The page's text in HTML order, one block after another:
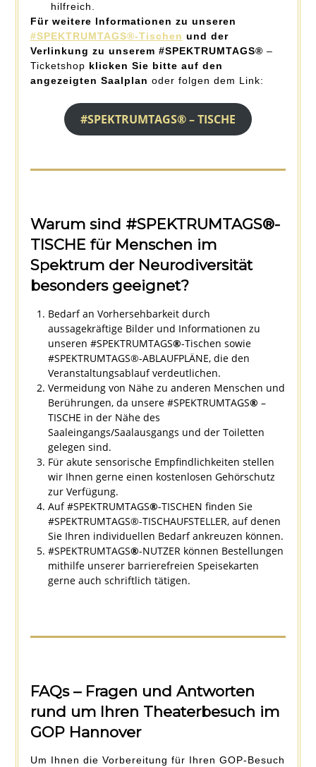
hilfreich.
Für weitere Informationen zu unseren
#SPEKTRUMTAGS®-Tischen und der
Verlinkung zu unserem #SPEKTRUMTAGS® –
Ticketshop klicken Sie bitte auf den
angezeigten Saalplan oder folgen dem Link:
#SPEKTRUMTAGS® – TISCHE
Warum sind #SPEKTRUMTAGS®-
TISCHE für Menschen im
Spektrum der Neurodiversität
besonders geeignet?
Bedarf an Vorhersehbarkeit durch
aussagekräftige Bilder und Informationen zu
unseren #SPEKTRUMTAGS®-Tischen sowie
#SPEKTRUMTAGS®-ABLAUFPLÄNE, die den
Veranstaltungsablauf verdeutlichen.
Vermeidung von Nähe zu anderen Menschen und
Berührungen, da unsere #SPEKTRUMTAGS® –
TISCHE in der Nähe des
Saaleingangs/Saalausgangs und der Toiletten
gelegen sind.
Für akute sensorische Empfindlichkeiten stellen
wir Ihnen gerne einen kostenlosen Gehörschutz
zur Verfügung.
Auf #SPEKTRUMTAGS®-TISCHEN finden Sie
#SPEKTRUMTAGS®-TISCHAUFSTELLER, auf denen
Sie Ihren individuellen Bedarf ankreuzen können.
#SPEKTRUMTAGS®-NUTZER können Bestellungen
mithilfe unserer barrierefreien Speisekarten
gerne auch schriftlich tätigen.
FAQs – Fragen und Antworten
rund um Ihren Theaterbesuch im
GOP Hannover
Um Ihnen die Vorbereitung für Ihren GOP-Besuch